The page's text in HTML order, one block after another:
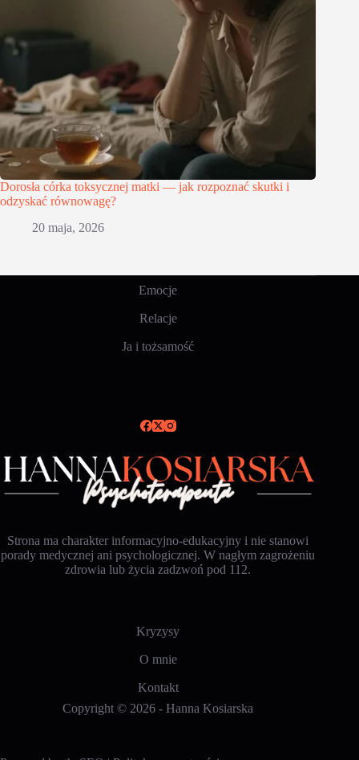
Dorosła córka toksycznej matki — jak rozpoznać skutki i
odzyskać równowagę?
20 maja, 2026
Emocje
Relacje
Ja i tożsamość
Strona ma charakter informacyjno-edukacyjny i nie stanowi
porady medycznej ani psychologicznej. W nagłym zagrożeniu
zdrowia lub życia zadzwoń pod 112.
Kryzysy
O mnie
Kontakt
Copyright © 2026 -Hanna Kosiarska